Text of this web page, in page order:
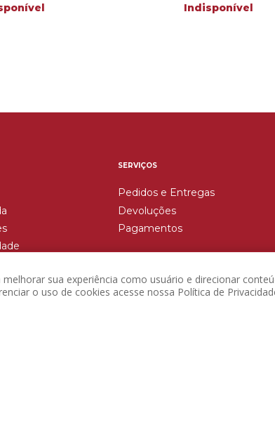
Indisponível
SERVIÇOS
Pedidos e Entregas
Devoluções
Pagamentos
sua experiência como usuário e direcionar
o uso de cookies acesse nossa Política de